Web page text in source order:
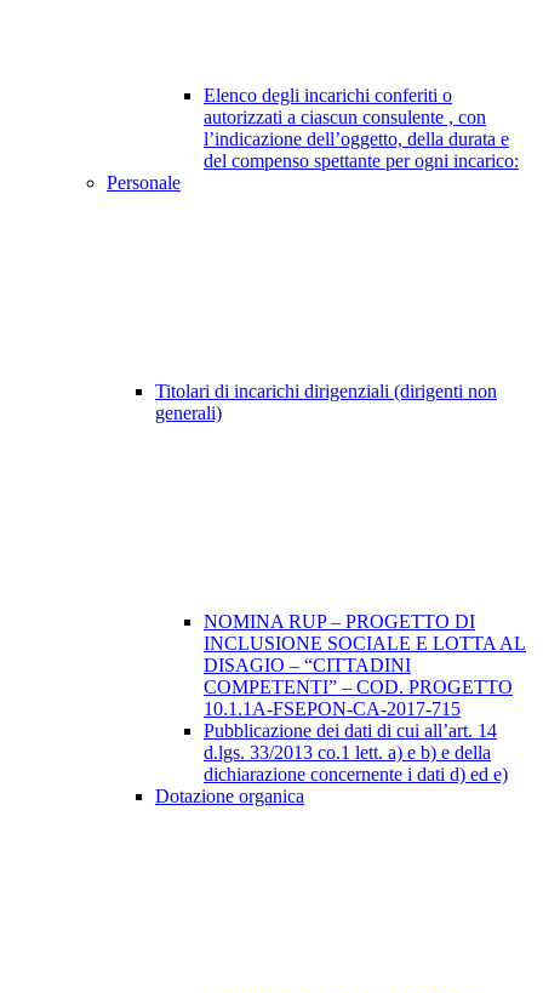
Elenco degli incarichi conferiti o
autorizzati a ciascun consulente , con
l’indicazione dell’oggetto, della durata e
del compenso spettante per ogni incarico:
Personale
Titolari di incarichi dirigenziali (dirigenti non
generali)
NOMINA RUP – PROGETTO DI
INCLUSIONE SOCIALE E LOTTA AL
DISAGIO – “CITTADINI
COMPETENTI” – COD. PROGETTO
10.1.1A-FSEPON-CA-2017-715
Pubblicazione dei dati di cui all’art. 14
d.lgs. 33/2013 co.1 lett. a) e b) e della
dichiarazione concernente i dati d) ed e)
Dotazione organica